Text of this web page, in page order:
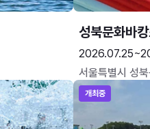
성북문화바
서울특별시 성
개최중